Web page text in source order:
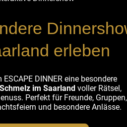
erleben
ESCAPE DINNER eine besondere
im Saarland voller Rätsel,
Perfekt für Freunde, Gruppen,
und besondere Anlässe.